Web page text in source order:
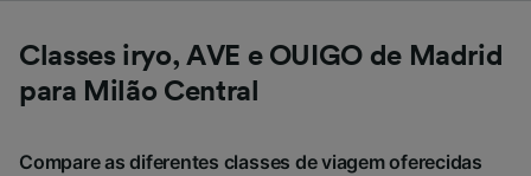
Classes iryo, AVE e OUIGO de Madrid
para Milão Central
Compare as diferentes classes de viagem oferecidas